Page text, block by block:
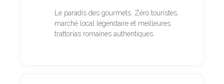
Le paradis des gourmets. Zéro touristes,
marché local légendaire et meilleures
trattorias romaines authentiques.